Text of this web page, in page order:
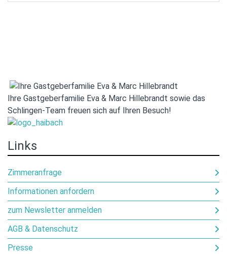
Ihre Gastgeberfamilie Eva & Marc Hillebrandt sowie das
Schlingen-Team freuen sich auf Ihren Besuch!
Links
Zimmeranfrage
Informationen anfordern
zum Newsletter anmelden
AGB & Datenschutz
Presse